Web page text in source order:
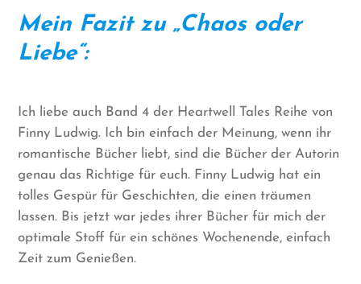
Mein Fazit zu „Chaos oder
Liebe“:
Ich liebe auch Band 4 der Heartwell Tales Reihe von
Finny Ludwig. Ich bin einfach der Meinung, wenn ihr
romantische Bücher liebt, sind die Bücher der Autorin
genau das Richtige für euch. Finny Ludwig hat ein
tolles Gespür für Geschichten, die einen träumen
lassen. Bis jetzt war jedes ihrer Bücher für mich der
optimale Stoff für ein schönes Wochenende, einfach
Zeit zum Genießen.